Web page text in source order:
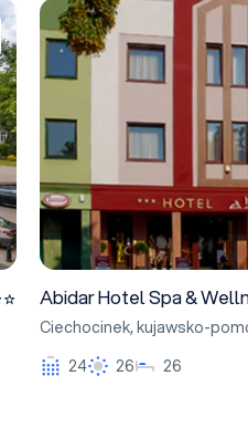
Dodaj do zapytania
Abidar Hotel Spa &
Abidar Hotel Spa &
Ciechocinek,kujawsko-
24
26 26